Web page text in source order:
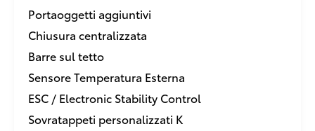
Portaoggetti aggiuntivi
Chiusura centralizzata
Barre sul tetto
Sensore Temperatura Esterna
ESC / Electronic Stability Control
Sovratappeti personalizzati K